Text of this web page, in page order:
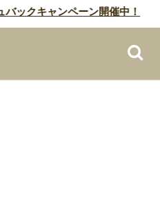
キャンペーン開催中！